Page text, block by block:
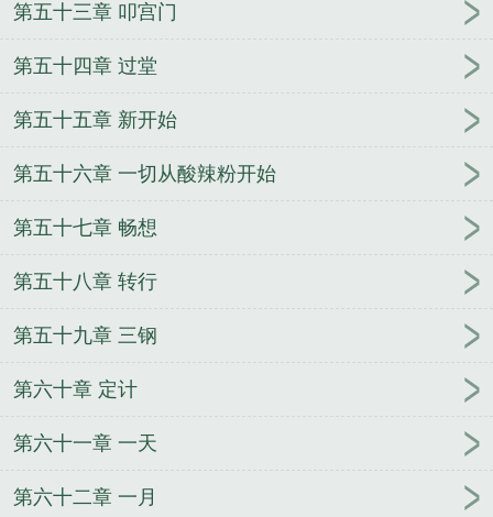
第五十三章 叩宫门
第五十四章 过堂
第五十五章 新开始
第五十六章 一切从酸辣粉开始
第五十七章 畅想
第五十八章 转行
第五十九章 三钢
第六十章 定计
第六十一章 一天
第六十二章 一月